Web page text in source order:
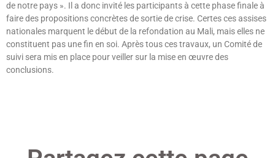
de notre pays ». Il a donc invité les participants à cette phase finale à
faire des propositions concrètes de sortie de crise. Certes ces assises
nationales marquent le début de la refondation au Mali, mais elles ne
constituent pas une fin en soi. Après tous ces travaux, un Comité de
suivi sera mis en place pour veiller sur la mise en œuvre des
conclusions.